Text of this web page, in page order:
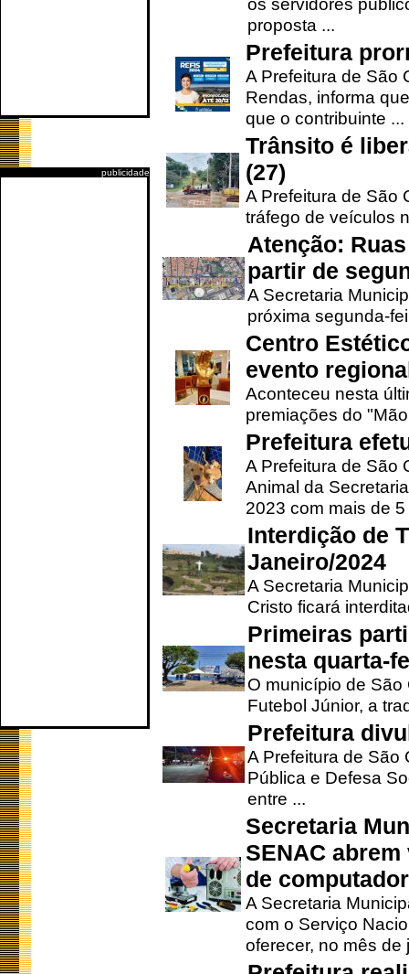
publicidade
proposta ...
Prefeitura
A Prefeitura de São
Rendas, informa
que o contribuinte ...
Trânsito é
(27)
A Prefeitura de São
tráfego de veículos
Atenção:
partir de
A Secretaria
próxima segunda-
Centro
evento
Aconteceu nesta
premiações do
Prefeitura
A Prefeitura de São
Animal da
2023 com mais de 5
Interdição de
Janeiro/2024
A Secretaria
Cristo ficará
Primeiras
nesta quarta-
O município de
Futebol Júnior, a
Prefeitura
A Prefeitura de São
Pública e Defesa
entre ...
Secretaria
SENAC
de
A Secretaria
com o Serviço
oferecer, no mês de